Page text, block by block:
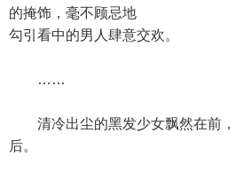
的掩饰，毫不顾忌地
勾引看中的男人肆意交欢。
……
清冷出尘的黑发少女飘然在前，
后。